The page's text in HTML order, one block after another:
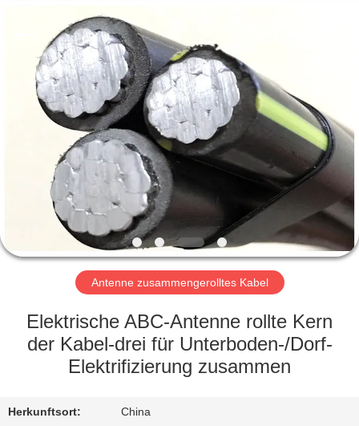
HAUS
PRODUKTE
VIDEOS
ÜBER
UNS
FABRIK-
AUSFLUG
Reserved.
Antenne zusammengerolltes Kabel
Elektrische ABC-Antenne rollte Kern
der Kabel-drei für Unterboden-/Dorf-
Elektrifizierung zusammen
Herkunftsort: China